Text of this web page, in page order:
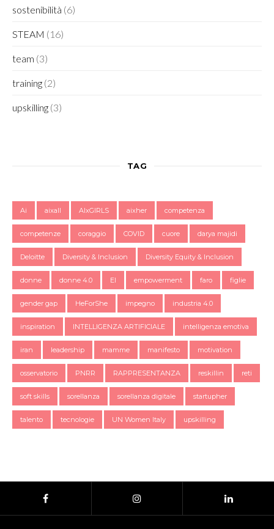
sostenibilità (6)
STEAM (16)
team (3)
training (2)
upskilling (3)
TAG
Ai aixall AIxGIRLS aixher competenza
competenze coraggio COVID cuore darya majidi
Deloitte Diversity & Inclusion Diversity Equity & Inclusion
donne donne 4.0 EI empowerment faro figlie
gender gap HeForShe impegno industria 4.0
inspiration INTELLIGENZA ARTIFICIALE intelligenza emotiva
iran leadership mamme manifesto motivation
osservatorio PNRR RAPPRESENTANZA reskillin reti
soft skills sorellanza sorellanza digitale startupher
talento tecnologie UN Women Italy upskilling